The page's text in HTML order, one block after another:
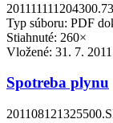
Typ súboru: PDF
Stiahnuté: 260×
Vložené: 31. 7. 2011
Spotreba plynu